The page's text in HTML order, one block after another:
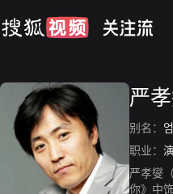
严
别名：
职业：
严孝燮
你》中